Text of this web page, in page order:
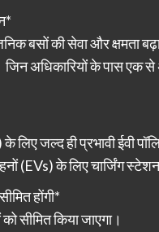
बसों की सेवा और क्षमता
जिन अधिकारियों के पास एक
लिए जल्द ही प्रभावी ईवी
(EVs) के लिए चार्जिंग
होंगी*
सीमित किया जाएगा।